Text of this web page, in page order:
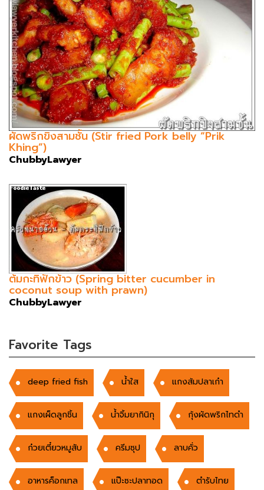
ผัดพริกขิงสามชั้น (Stir fried Pork belly “Prik
Khing”)
ChubbyLawyer
ต้มกะทิฟักข้าว (Spring bitter cucumber in
coconut soup with prawn)
ChubbyLawyer
Favorite Tags
deep fried fish น้ำใส แกงส้มปลาเก๋า
แกงเผ็ดลูกชิ้น น้ำจิ้มยากินิกุ กุ้งผัดพริกไทดำ
ก๋วยเตี๋ยวหมูสับ ครีมซุป ลาบคั่ว
อาหารค็อกเทล แป๊ะซะปลาทอด ตำรับไทย